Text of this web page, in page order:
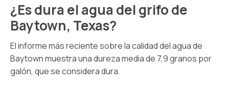
¿Es dura el agua del grifo de
Baytown, Texas?
El informe más reciente sobre la calidad del agua de
Baytown muestra una dureza media de 7,9 granos por
galón, que se considera dura.